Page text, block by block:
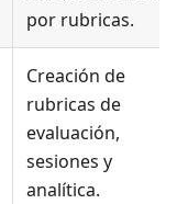
por rubricas.
Creación de
rubricas de
evaluación,
sesiones y
analítica.